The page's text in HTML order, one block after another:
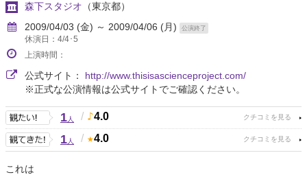
森下スタジオ （東京都）
2009/04/03 (金) ～ 2009/04/06 (月)
公演終了
休演日：4/4･5
上演時間：
公式サイト： http://www.thisisascienceproject.com/
※正式な公演情報は公式サイトでご確認ください。
1人 / 4.0
1人 / 4.0
これは